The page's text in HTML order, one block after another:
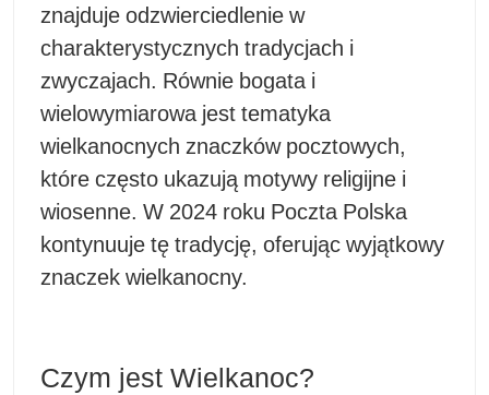
znajduje odzwierciedlenie w
charakterystycznych tradycjach i
zwyczajach. Równie bogata i
wielowymiarowa jest tematyka
wielkanocnych znaczków pocztowych,
które często ukazują motywy religijne i
wiosenne. W 2024 roku Poczta Polska
kontynuuje tę tradycję, oferując wyjątkowy
znaczek wielkanocny.
Czym jest Wielkanoc?